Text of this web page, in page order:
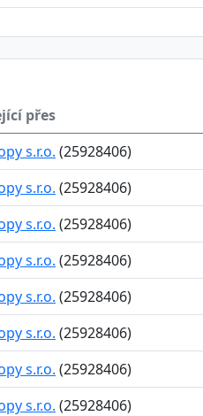
přes
s.r.o. (25928406)
s.r.o. (25928406)
s.r.o. (25928406)
s.r.o. (25928406)
s.r.o. (25928406)
s.r.o. (25928406)
s.r.o. (25928406)
s.r.o. (25928406)